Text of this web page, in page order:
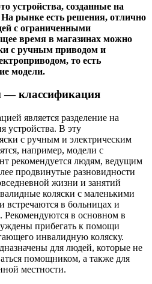
устройства, созданные на
На рынке есть решения, отлично
с ограниченными
время в магазинах можно
с ручным приводом и
то есть
модели.
— классификация
является разделение на
устройства. В эту
с ручным и электрическим
например, модели с
рекомендуется людям, ведущим
продвинутые разновидности
жизни и занятий
коляски с маленькими
встречаются в больницах и
в основном в
прибегать к помощи
инвалидную коляску.
для людей, которые не
помощником, а также для
местности.